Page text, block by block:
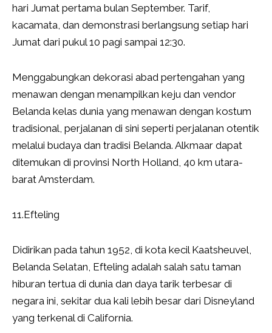
hari Jumat pertama bulan September. Tarif,
kacamata, dan demonstrasi berlangsung setiap hari
Jumat dari pukul 10 pagi sampai 12:30.
Menggabungkan dekorasi abad pertengahan yang
menawan dengan menampilkan keju dan vendor
Belanda kelas dunia yang menawan dengan kostum
tradisional, perjalanan di sini seperti perjalanan otentik
melalui budaya dan tradisi Belanda. Alkmaar dapat
ditemukan di provinsi North Holland, 40 km utara-
barat Amsterdam.
11.Efteling
Didirikan pada tahun 1952, di kota kecil Kaatsheuvel,
Belanda Selatan, Efteling adalah salah satu taman
hiburan tertua di dunia dan daya tarik terbesar di
negara ini, sekitar dua kali lebih besar dari Disneyland
yang terkenal di California.